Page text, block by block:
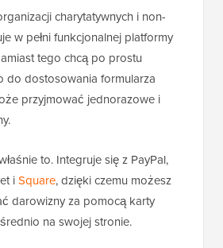
charytatywnych i non-
w pełni funkcjonalnej platformy
tego chcą po prostu
do dostosowania formularza
przyjmować jednorazowe i
to. Integruje się z PayPal,
iSquare, dzięki czemu możesz
darowizny za pomocą karty
na swojej stronie.